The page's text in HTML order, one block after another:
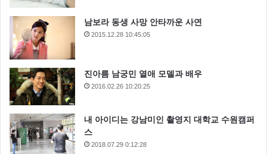
남보라 동생 사망 안타까운 사연
2015.12.28 10:45:05
진아름 남궁민 열애 모델과 배우
2016.02.26 10:20:25
내 아이디는 강남미인 촬영지 대학교 수원캠퍼
스
2018.07.29 0:12:28